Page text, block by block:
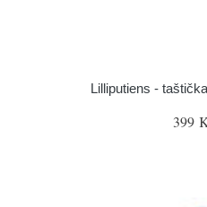
Lilliputiens -
399